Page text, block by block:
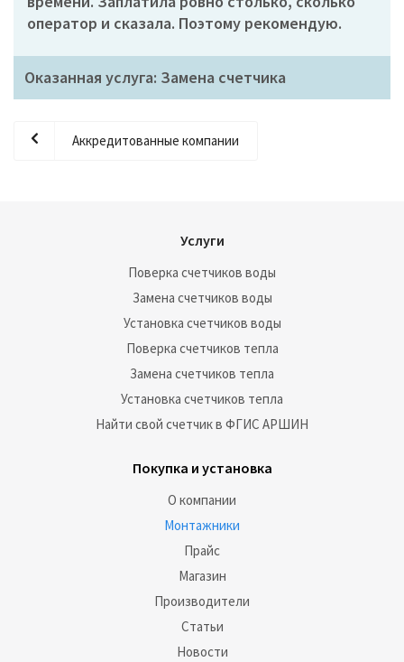
оператор и сказала. Поэтому рекомендую.
Оказанная услуга: Замена счетчика
Аккредитованные компании
Услуги
Поверка счетчиков воды
Замена счетчиков воды
Установка счетчиков воды
Поверка счетчиков тепла
Замена счетчиков тепла
Установка счетчиков тепла
Найти свой счетчик в ФГИС АРШИН
Покупка и установка
О компании
Монтажники
Прайс
Магазин
Производители
Статьи
Новости